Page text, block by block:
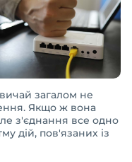
загалом не
Якщо ж вона
з'єднання все одно
дій, пов'язаних із